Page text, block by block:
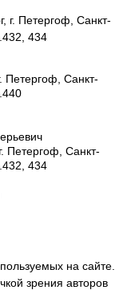
г. Петергоф, Санкт-
434
Петергоф, Санкт-
Петергоф Санкт-
434
на сайте.
зрения авторов